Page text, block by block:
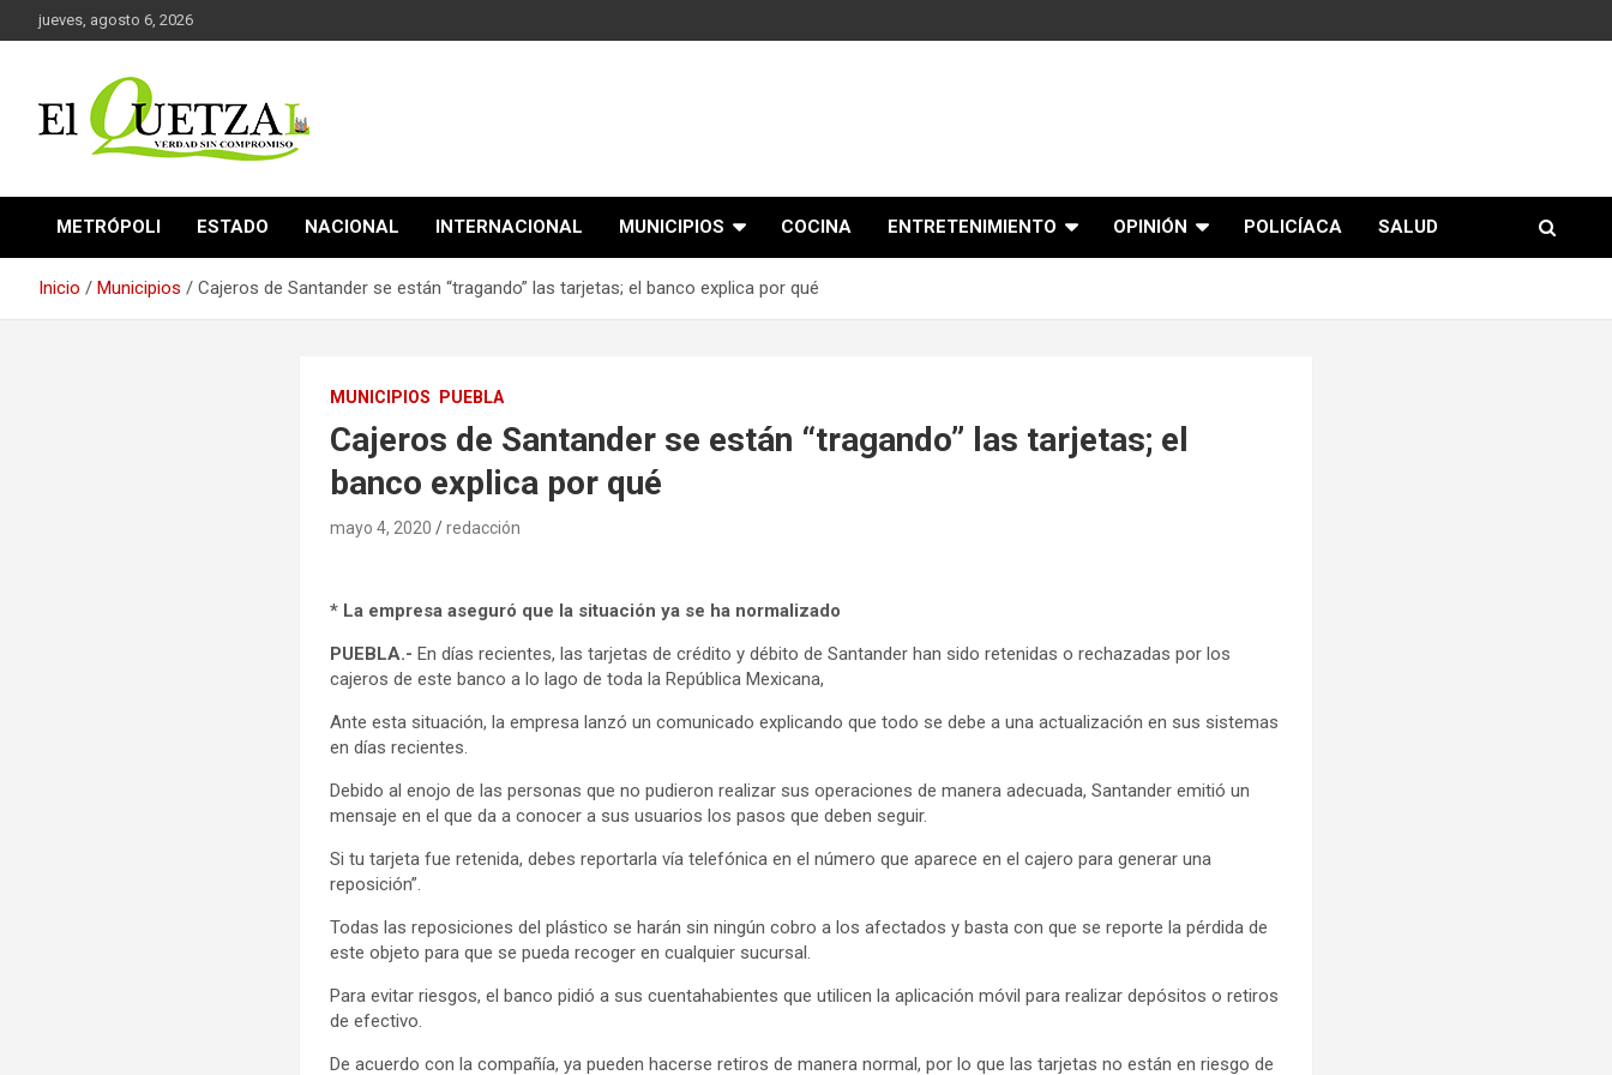
Saltar
al
jueves, agosto 6, 2026
El Quetzal de Cholula
METRÓPOLI ESTADO NACIONAL INTERNACIONAL MUNICIPIOS COCINA ENTRETENIMIENTO OPINIÓN POLICÍACA SALUD
Inicio Municipios Cajeros de Santander se están “tragando” las tarjetas; el banco explica por qué
MUNICIPIOS PUEBLA
Cajeros de Santander se están “tragando” las tarjetas; el
banco explica por qué
mayo 4, 2020 redacción
* La empresa aseguró que la situación ya se ha normalizado
PUEBLA.- En días recientes, las tarjetas de crédito y débito de Santander han sido retenidas o rechazadas por los
cajeros de este banco a lo lago de toda la República Mexicana,
Ante esta situación, la empresa lanzó un comunicado explicando que todo se debe a una actualización en sus sistemas
en días recientes.
Debido al enojo de las personas que no pudieron realizar sus operaciones de manera adecuada, Santander emitió un
mensaje en el que da a conocer a sus usuarios los pasos que deben seguir.
Si tu tarjeta fue retenida, debes reportarla vía telefónica en el número que aparece en el cajero para generar una
reposición”.
Todas las reposiciones del plástico se harán sin ningún cobro a los afectados y basta con que se reporte la pérdida de
este objeto para que se pueda recoger en cualquier sucursal.
Para evitar riesgos, el banco pidió a sus cuentahabientes que utilicen la aplicación móvil para realizar depósitos o retiros
de efectivo.
De acuerdo con la compañía, ya pueden hacerse retiros de manera normal, por lo que las tarjetas no están en riesgo de